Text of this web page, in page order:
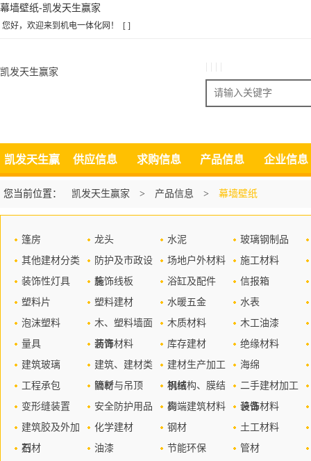
幕墙壁纸-凯发天生赢家
您好，欢迎来到机电一体化网！ [ ]
凯发天生赢家
搜索
凯发天生赢
家
供应信息 求购信息 产品信息 企业信息
您当前位置： 凯发天生赢家 > 产品信息 > 幕墙壁纸
篷房 龙头 水泥
玻璃钢制品
其他建材分类
防护及市政设
施
场地户外材料
施工材料
装饰性灯具
装饰线板 浴缸及配件
信报箱
塑料片
塑料建材 水暖五金
水表
泡沫塑料
木、塑料墙面
装饰材料
木质材料
木工油漆
量具
沥青 库存建材
绝缘材料
建筑玻璃
建筑、建材类
管材
建材生产加工
机械
海绵
工程承包
隔断与吊顶
钢结构、膜结
构
二手建材加工
设备
变形缝装置 安全防护用品 高端建筑材料
装饰材料
建筑胶及外加
剂
化学建材 钢材
土工材料
石材
油漆 节能环保
管材